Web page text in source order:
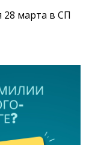
28 марта в СП